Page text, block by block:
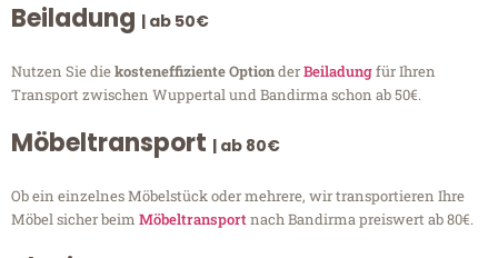
Beiladung | ab 50€
Nutzen Sie diekosteneffiziente OptionderBeiladungfür Ihren
Transport zwischen Wuppertal und Bandirma schon ab 50€.
Möbeltransport | ab 80€
Ob ein einzelnes Möbelstück oder mehrere, wir transportieren Ihre
Möbel sicher beim Möbeltransportnach Bandirma preiswert ab 80€.